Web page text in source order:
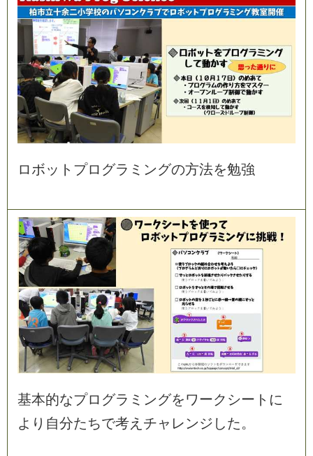
ロボッ ト プロ グラ ミ ングの方法を勉強
基本的なプロ グラ ミ ングをワーク シー ト に
よ り 自分たちで考え チャ レンジ した。